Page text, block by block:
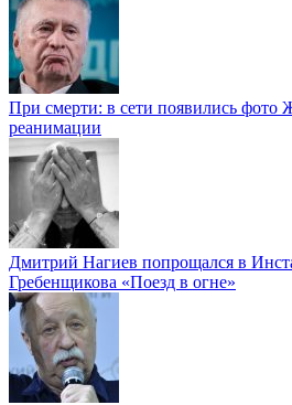
При смерти: в сети появились фото
реанимации
Дмитрий Нагиев попрощался в
Гребенщикова «Поезд в огне»